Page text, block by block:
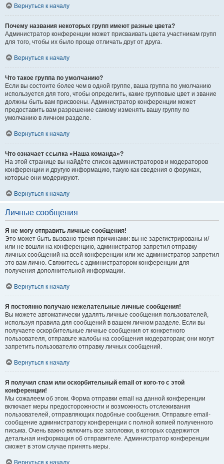
Вернуться к началу
Почему названия некоторых групп имеют разные цвета?
Администратор конференции может присваивать цвета участникам групп
для того, чтобы их было проще отличать друг от друга.
Вернуться к началу
Что такое группа по умолчанию?
Если вы состоите более чем в одной группе, ваша группа по умолчанию
используется для того, чтобы определить, какие групповые цвет и звание
должны быть вам присвоены. Администратор конференции может
предоставить вам разрешение самому изменять вашу группу по
умолчанию в личном разделе.
Вернуться к началу
Что означает ссылка «Наша команда»?
На этой странице вы найдёте список администраторов и модераторов
конференции и другую информацию, такую как сведения о форумах,
которые они модерируют.
Вернуться к началу
Личные сообщения
Я не могу отправить личные сообщения!
Это может быть вызвано тремя причинами: вы не зарегистрированы и/
или не вошли на конференцию, администратор запретил отправку
личных сообщений на всей конференции или же администратор запретил
это вам лично. Свяжитесь с администратором конференции для
получения дополнительной информации.
Вернуться к началу
Я постоянно получаю нежелательные личные сообщения!
Вы можете автоматически удалять личные сообщения пользователей,
используя правила для сообщений в вашем личном разделе. Если вы
получаете оскорбительные личные сообщения от конкретного
пользователя, отправьте жалобы на сообщения модераторам; они могут
запретить пользователю отправку личных сообщений.
Вернуться к началу
Я получил спам или оскорбительный email от кого-то с этой
конференции!
Мы сожалеем об этом. Форма отправки email на данной конференции
включает меры предосторожности и возможность отслеживания
пользователей, отправляющих подобные сообщения. Отправьте email-
сообщение администратору конференции с полной копией полученного
письма. Очень важно включить все заголовки, в которых содержится
детальная информация об отправителе. Администратор конференции
сможет в этом случае принять меры.
Вернуться к началу